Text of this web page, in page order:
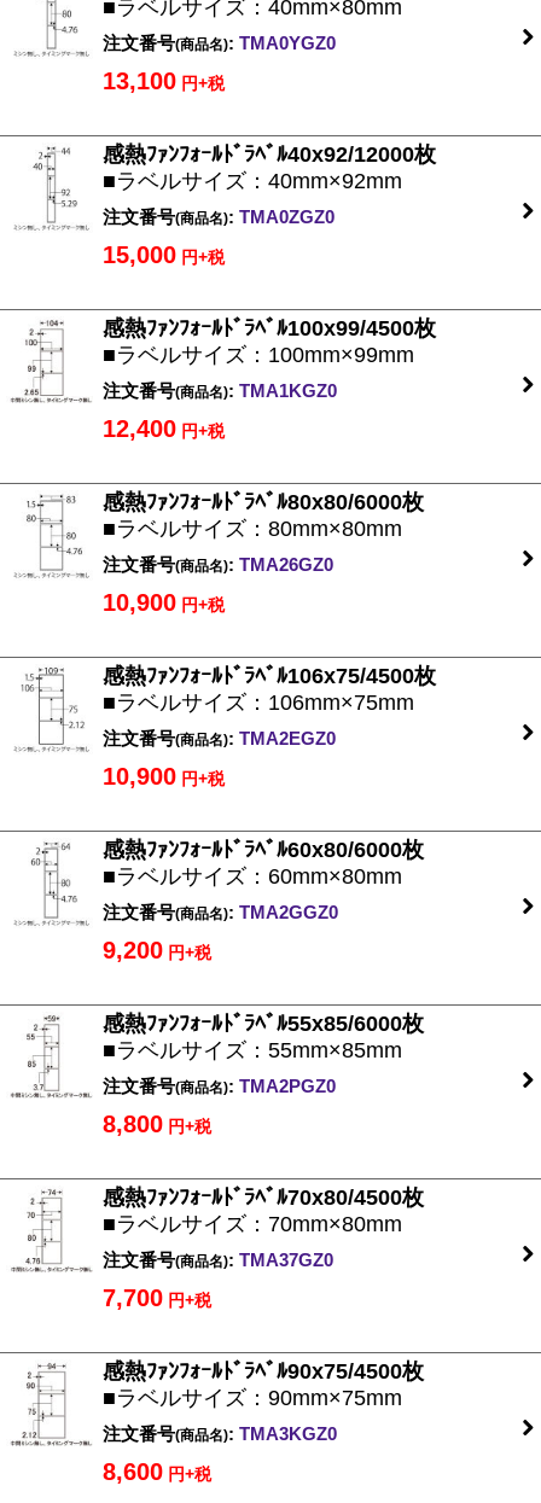
■ラベルサイズ：40mm×80mm
注文番号(商品名): TMA0YGZ0
13,100 円+税
感熱ﾌｧﾝﾌｫｰﾙﾄﾞﾗﾍﾞﾙ40x92/12000枚
■ラベルサイズ：40mm×92mm
注文番号(商品名): TMA0ZGZ0
15,000 円+税
感熱ﾌｧﾝﾌｫｰﾙﾄﾞﾗﾍﾞﾙ100x99/4500枚
■ラベルサイズ：100mm×99mm
注文番号(商品名): TMA1KGZ0
12,400 円+税
感熱ﾌｧﾝﾌｫｰﾙﾄﾞﾗﾍﾞﾙ80x80/6000枚
■ラベルサイズ：80mm×80mm
注文番号(商品名): TMA26GZ0
10,900 円+税
感熱ﾌｧﾝﾌｫｰﾙﾄﾞﾗﾍﾞﾙ106x75/4500枚
■ラベルサイズ：106mm×75mm
注文番号(商品名): TMA2EGZ0
10,900 円+税
感熱ﾌｧﾝﾌｫｰﾙﾄﾞﾗﾍﾞﾙ60x80/6000枚
■ラベルサイズ：60mm×80mm
注文番号(商品名): TMA2GGZ0
9,200 円+税
感熱ﾌｧﾝﾌｫｰﾙﾄﾞﾗﾍﾞﾙ55x85/6000枚
■ラベルサイズ：55mm×85mm
注文番号(商品名): TMA2PGZ0
8,800 円+税
感熱ﾌｧﾝﾌｫｰﾙﾄﾞﾗﾍﾞﾙ70x80/4500枚
■ラベルサイズ：70mm×80mm
注文番号(商品名): TMA37GZ0
7,700 円+税
感熱ﾌｧﾝﾌｫｰﾙﾄﾞﾗﾍﾞﾙ90x75/4500枚
■ラベルサイズ：90mm×75mm
注文番号(商品名): TMA3KGZ0
8,600 円+税